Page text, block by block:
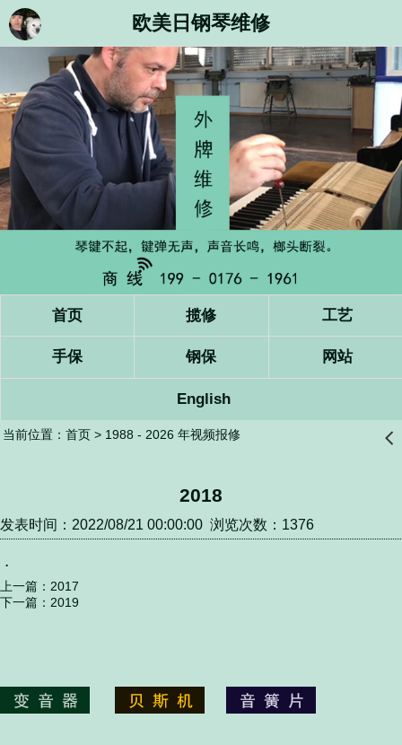
欧美日钢琴维修
首页 揽修 工艺
手保 钢保 网站
English
当前位置： 首页> 1988 - 2026 年视频报修 󰊒
2018
发表时间：2022/08/21 00:00:00 浏览次数：1376
.
上一篇： 2017
下一篇： 2019